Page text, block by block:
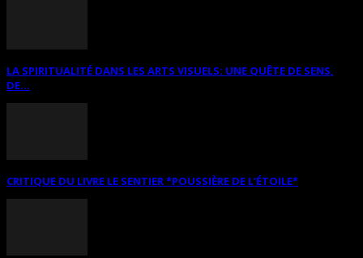
LA SPIRITUALITÉ DANS LES ARTS VISUELS: UNE QUÊTE DE SENS,
DE...
CRITIQUE DU LIVRE LE SENTIER *POUSSIÈRE DE L’ÉTOILE*